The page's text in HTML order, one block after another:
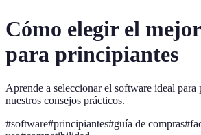
Cómo elegir el
para principiantes
Aprende a seleccionar el software ideal para
nuestros consejos prácticos.
#software#principiantes#guía de compras#